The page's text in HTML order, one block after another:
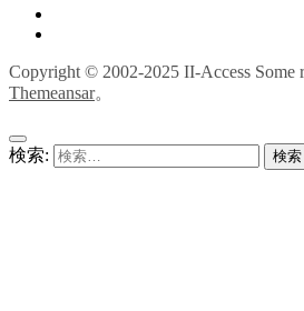
Copyright © 2002-2025 II-Access Some
Themeansar。
検索: